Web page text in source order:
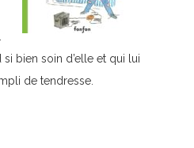
si bien soin d’elle et qui lui
de tendresse.